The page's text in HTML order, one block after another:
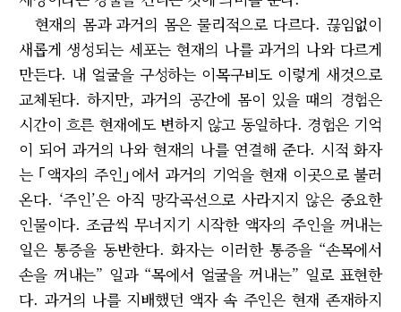
현재의 몸과 과거의 몸은 물리적으로 다르다. 끊임없이
새롭게 생성되는 세포는 현재의 나를 과거의 나와 다르게
만든다. 내 얼굴을 구성하는 이목구비도 이렇게 새것으로
교체된다. 하지만, 과거의 공간에 몸이 있을 때의 경험은
시간이 흐른 현재에도 변하지 않고 동일하다. 경험은 기억
이 되어 과거의 나와 현재의 나를 연결해 준다. 시적 화자
는 ｢액자의 주인｣에서 과거의 기억을 현재 이곳으로 불러
온다. ‘주인’은 아직 망각곡선으로 사라지지 않은 중요한
인물이다. 조금씩 무너지기 시작한 액자의 주인을 꺼내는
일은 통증을 동반한다. 화자는 이러한 통증을 “손목에서
손을 꺼내는” 일과 “목에서 얼굴을 꺼내는” 일로 표현한
다. 과거의 나를 지배했던 액자 속 주인은 현재 존재하지